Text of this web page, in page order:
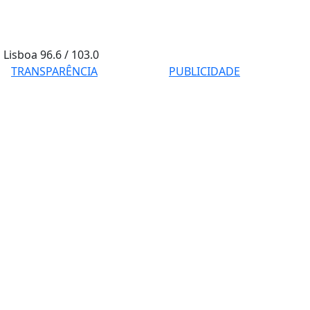
Lisboa96.6 / 103.0
TRANSPARÊNCIA
PUBLICIDADE